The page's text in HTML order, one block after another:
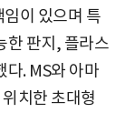
이 있으며 특
한 판지, 플라스
다. MS와 아마
치한 초대형